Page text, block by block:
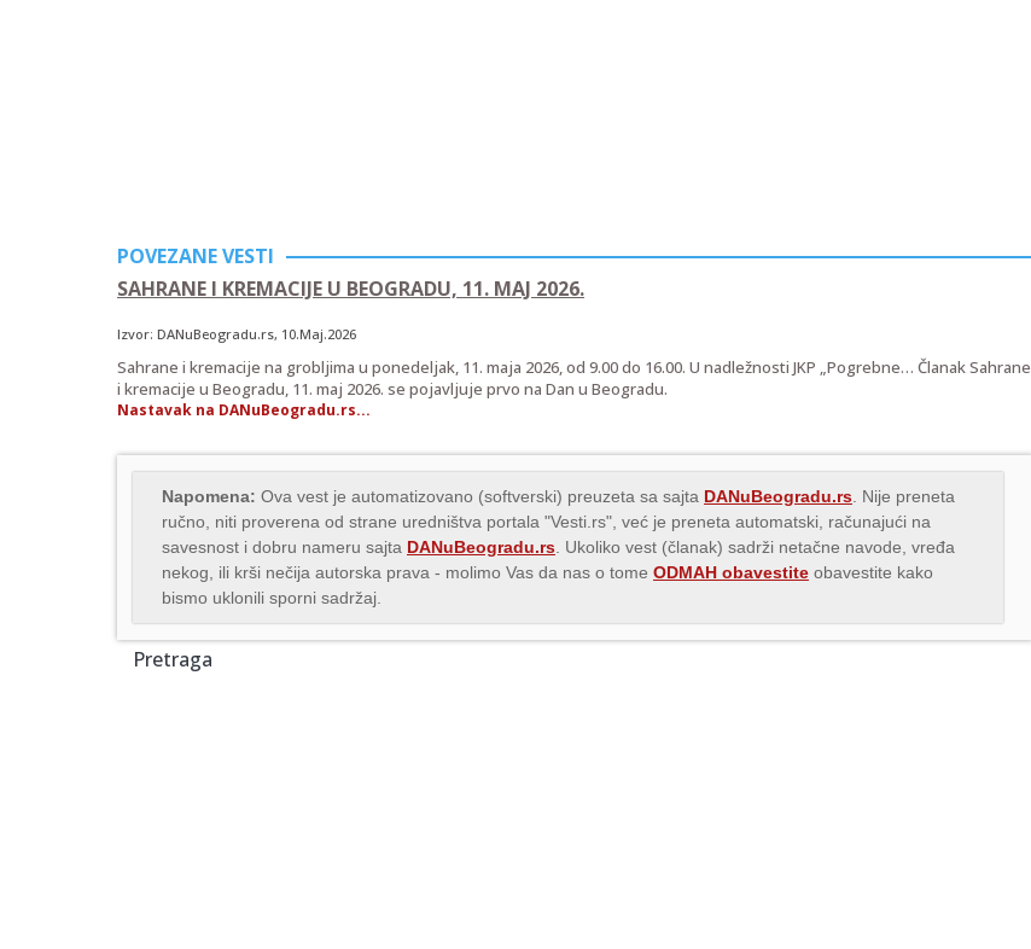
POVEZANE VESTI
SAHRANE I KREMACIJE U BEOGRADU, 11. MAJ 2026.
Izvor: DANuBeogradu.rs, 10.Maj.2026
Sahrane i kremacije na grobljima u ponedeljak, 11. maja 2026, od 9.00 do 16.00. U nadležnosti JKP „Pogrebne… Članak Sahrane
i kremacije u Beogradu, 11. maj 2026. se pojavljuje prvo na Dan u Beogradu.
Nastavak na DANuBeogradu.rs...
Napomena: Ova vest je automatizovano (softverski) preuzeta sa sajta DANuBeogradu.rs . Nije preneta
ručno, niti proverena od strane uredništva portala "Vesti.rs", već je preneta automatski, računajući na
savesnost i dobru nameru sajta DANuBeogradu.rs . Ukoliko vest (članak) sadrži netačne navode, vređa
nekog, ili krši nečija autorska prava - molimo Vas da nas o tome ODMAH obavestite obavestite kako
bismo uklonili sporni sadržaj.
Pretraga